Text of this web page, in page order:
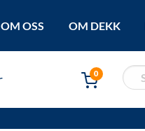
OM OSS OM DEKK
0